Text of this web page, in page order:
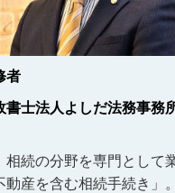
者
書士法人よしだ法務事
相続の分野を専門として
動産を含む相続手続き」